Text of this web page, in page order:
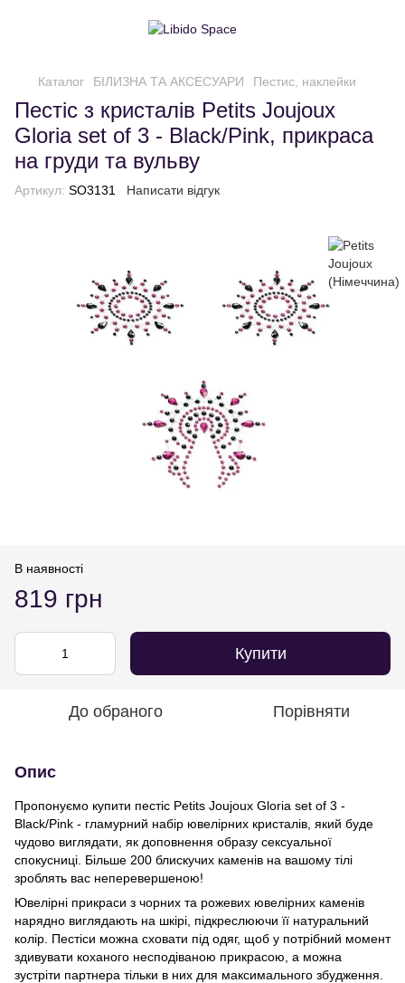
Каталог БІЛИЗНА ТА АКСЕСУАРИ Пестис, наклейки
Пестіс з кристалів Petits Joujoux
Gloria set of 3 - Black/Pink, прикраса
на груди та вульву
Артикул: SO3131 Написати відгук
В наявності
819 грн
Купити
До обраного Порівняти
Опис
Пропонуємо купити пестіс Petits Joujoux Gloria set of 3 -
Black/Pink - гламурний набір ювелірних кристалів, який буде
чудово виглядати, як доповнення образу сексуальної
спокусниці. Більше 200 блискучих каменів на вашому тілі
зроблять вас неперевершеною!
Ювелірні прикраси з чорних та рожевих ювелірних каменів
нарядно виглядають на шкірі, підкреслюючи її натуральний
колір. Пестіси можна сховати під одяг, щоб у потрібний момент
здивувати коханого несподіваною прикрасою, а можна
зустріти партнера тільки в них для максимального збудження.